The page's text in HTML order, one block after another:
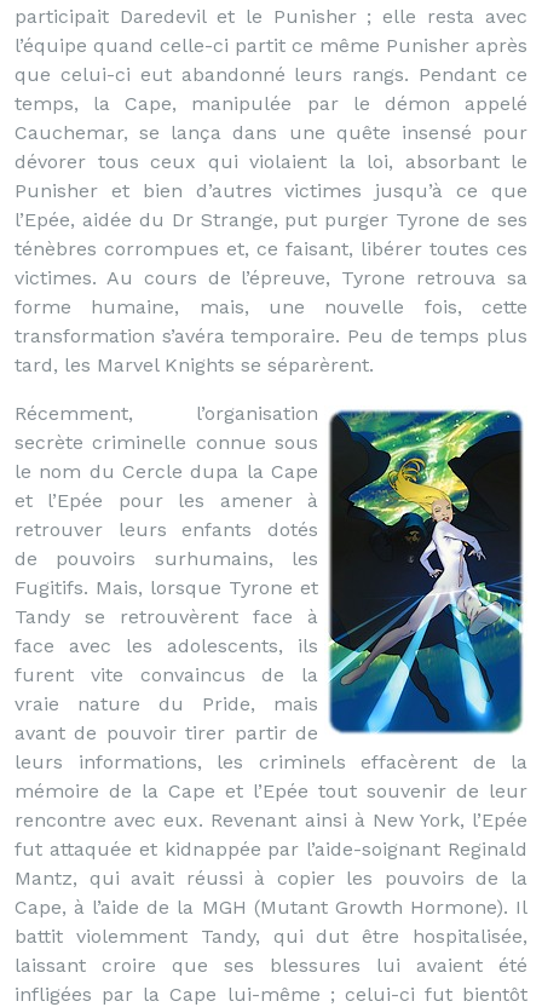
participait Daredevil et le Punisher ; elle resta avec
l’équipe quand celle-ci partit ce même Punisher après
que celui-ci eut abandonné leurs rangs. Pendant ce
temps, la Cape, manipulée par le démon appelé
Cauchemar, se lança dans une quête insensé pour
dévorer tous ceux qui violaient la loi, absorbant le
Punisher et bien d’autres victimes jusqu’à ce que
l’Epée, aidée du Dr Strange, put purger Tyrone de ses
ténèbres corrompues et, ce faisant, libérer toutes ces
victimes. Au cours de l’épreuve, Tyrone retrouva sa
forme humaine, mais, une nouvelle fois, cette
transformation s’avéra temporaire. Peu de temps plus
tard, les Marvel Knights se séparèrent.
Récemment, l’organisation
secrète criminelle connue sous
le nom du Cercle dupa la Cape
et l’Epée pour les amener à
retrouver leurs enfants dotés
de pouvoirs surhumains, les
Fugitifs. Mais, lorsque Tyrone et
Tandy se retrouvèrent face à
face avec les adolescents, ils
furent vite convaincus de la
vraie nature du Pride, mais
avant de pouvoir tirer partir de
leurs informations, les criminels effacèrent de la
mémoire de la Cape et l’Epée tout souvenir de leur
rencontre avec eux. Revenant ainsi à New York, l’Epée
fut attaquée et kidnappée par l’aide-soignant Reginald
Mantz, qui avait réussi à copier les pouvoirs de la
Cape, à l’aide de la MGH (Mutant Growth Hormone). Il
battit violemment Tandy, qui dut être hospitalisée,
laissant croire que ses blessures lui avaient été
infligées par la Cape lui-même ; celui-ci fut bientôt